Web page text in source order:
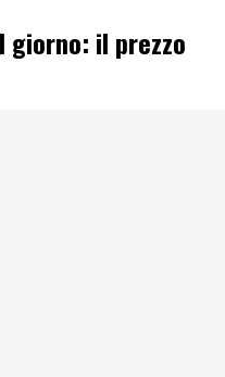
giorno: il prezzo